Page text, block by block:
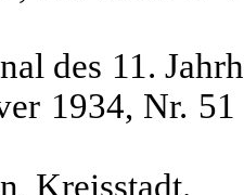
des 11.
1934, Nr.
Kreisstadt.